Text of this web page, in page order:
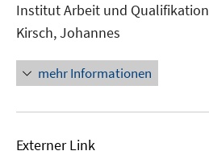
Institut Arbeit und Qualifikation
Kirsch, Johannes
mehr Informationen
Externer Link